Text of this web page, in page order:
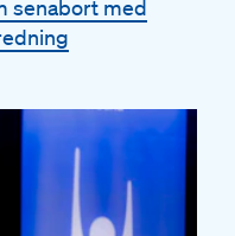
senabort med